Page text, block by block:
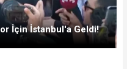
İçin İstanbul'a Geldi!